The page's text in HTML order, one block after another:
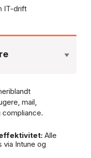
IT-drift
mail,
compliance.
Alle
via Intune og